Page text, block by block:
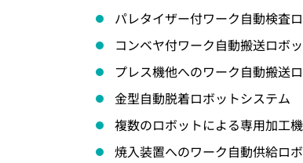
パレタイザー付ワーク自動検査
コンベヤ付ワーク自動搬送ロボ
プレス機他へのワーク自動搬送
金型自動脱着ロボットシステム
複数のロボットによる専用加工
焼入装置へのワーク自動供給ロ